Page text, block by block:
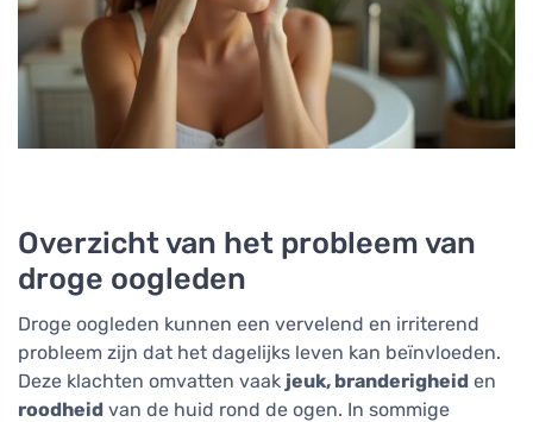
Overzicht van het probleem van
droge oogleden
Droge oogleden kunnen een vervelend en irriterend
probleem zijn dat het dagelijks leven kan beïnvloeden.
Deze klachten omvatten vaak jeuk, branderigheid en
roodheid van de huid rond de ogen. In sommige